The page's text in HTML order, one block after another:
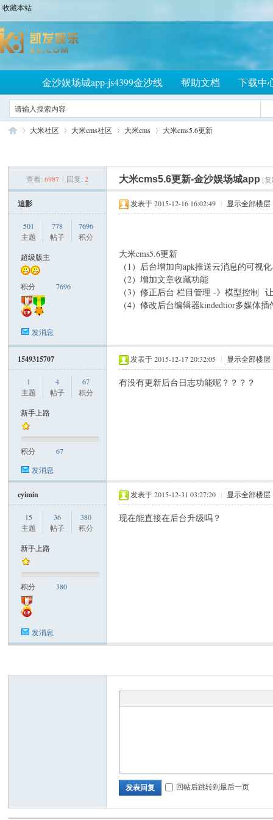
收藏本站
金沙娱场城app-js4399金沙线 帮助文档 下载中
大米社区 大米cms社区 大米cms
›
大米cms5.6更新
查看: 6987 回复: 2 大米cms5.6更新-金沙娱场城app [
追影
501
主题
778
帖子
7696
积分
超级版主
积分 7696
发消息
发表于 2015-12-16 16:02:49 | 显示全部楼层
大米cms5.6更新
（1）后台增加向apk推送云消息的可视
（2）增加文章收藏功能
（3）修正后台 栏目管理 -》模型控制
（4）修改后台编辑器kindedtior多媒体
1549315707
1
主题
4
帖子
67
积分
新手上路
积分
67
发消息
发表于 2015-12-17 20:32:05 | 显示全部楼层
有没有更新后台日志功能呢？？？？
cyimin
15
主题
36
帖子
380
积分
新手上路
积分 380
发消息
发表于 2015-12-31 03:27:20 | 显示全部楼层
现在能直接在后台升级吗？
发表回复 回帖后跳转到最后一页